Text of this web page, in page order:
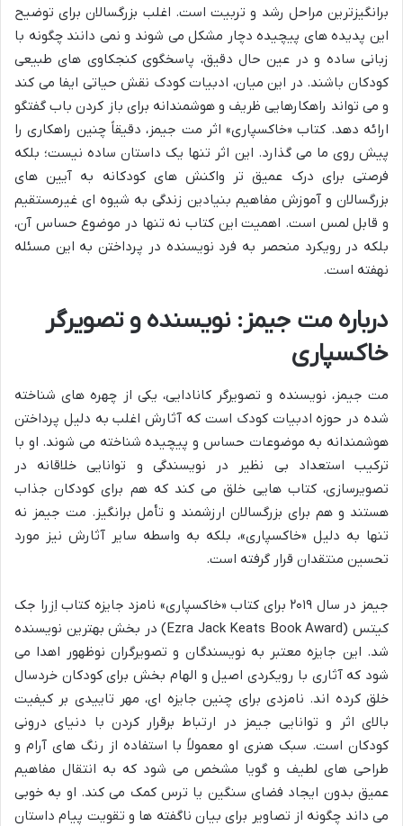
برانگیزترین مراحل رشد و تربیت است. اغلب بزرگسالان برای توضیح
این پدیده های پیچیده دچار مشکل می شوند و نمی دانند چگونه با
زبانی ساده و در عین حال دقیق، پاسخگوی کنجکاوی های طبیعی
کودکان باشند. در این میان، ادبیات کودک نقش حیاتی ایفا می کند
و می تواند راهکارهایی ظریف و هوشمندانه برای باز کردن باب گفتگو
ارائه دهد. کتاب «خاکسپاری» اثر مت جیمز، دقیقاً چنین راهکاری را
پیش روی ما می گذارد. این اثر تنها یک داستان ساده نیست؛ بلکه
فرصتی برای درک عمیق تر واکنش های کودکانه به آیین های
بزرگسالان و آموزش مفاهیم بنیادین زندگی به شیوه ای غیرمستقیم
و قابل لمس است. اهمیت این کتاب نه تنها در موضوع حساس آن،
بلکه در رویکرد منحصر به فرد نویسنده در پرداختن به این مسئله
نهفته است.
درباره مت جیمز: نویسنده و تصویرگر
خاکسپاری
مت جیمز، نویسنده و تصویرگر کانادایی، یکی از چهره های شناخته
شده در حوزه ادبیات کودک است که آثارش اغلب به دلیل پرداختن
هوشمندانه به موضوعات حساس و پیچیده شناخته می شوند. او با
ترکیب استعداد بی نظیر در نویسندگی و توانایی خلاقانه در
تصویرسازی، کتاب هایی خلق می کند که هم برای کودکان جذاب
هستند و هم برای بزرگسالان ارزشمند و تأمل برانگیز. مت جیمز نه
تنها به دلیل «خاکسپاری»، بلکه به واسطه سایر آثارش نیز مورد
تحسین منتقدان قرار گرفته است.
جیمز در سال ۲۰۱۹ برای کتاب «خاکسپاری» نامزد جایزه کتاب اِزرا جک
کیتس (Ezra Jack Keats Book Award) در بخش بهترین نویسنده
شد. این جایزه معتبر به نویسندگان و تصویرگران نوظهور اهدا می
شود که آثاری با رویکردی اصیل و الهام بخش برای کودکان خردسال
خلق کرده اند. نامزدی برای چنین جایزه ای، مهر تاییدی بر کیفیت
بالای اثر و توانایی جیمز در ارتباط برقرار کردن با دنیای درونی
کودکان است. سبک هنری او معمولاً با استفاده از رنگ های آرام و
طراحی های لطیف و گویا مشخص می شود که به انتقال مفاهیم
عمیق بدون ایجاد فضای سنگین یا ترس کمک می کند. او به خوبی
می داند چگونه از تصاویر برای بیان ناگفته ها و تقویت پیام داستان